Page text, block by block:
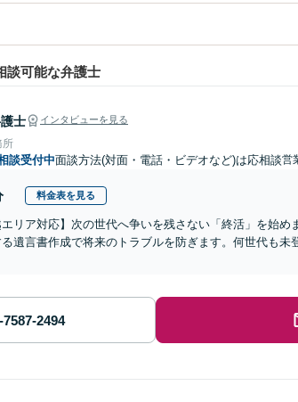
談可能な弁護士
士 インタビューを見る
所
談受付中面談方法(対面・電話・ビデオなど)は応相談営
料金表を見る
エリア対応】次の世代へ争いを残さない「終活」を始
遺言書作成で将来のトラブルを防ぎます。何世代も